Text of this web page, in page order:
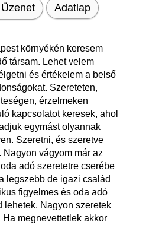
Üzenet Adatlap
környékén keresem
társam. Lehet velem
és értékelem a belső
Szereteten,
érzelmeken
kapcsolatot keresek, ahol
egymást olyannak
Szeretni, és szeretve
Nagyon vágyom már az
adó szeretetre cserébe
legszebb de igazi család
figyelmes és oda adó
lehetek. Nagyon szeretek
Ha megnevettetlek akkor